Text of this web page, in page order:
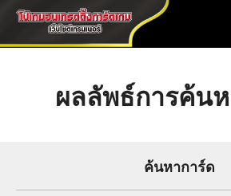
ผลลัพธ์การค้น
ค้นหาการ์ด